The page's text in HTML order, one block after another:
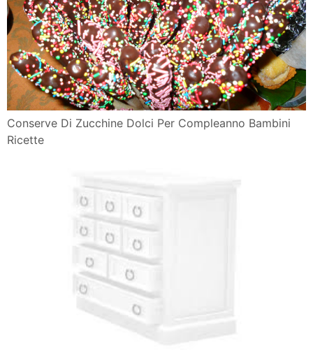
Conserve Di Zucchine Dolci Per Compleanno Bambini
Ricette